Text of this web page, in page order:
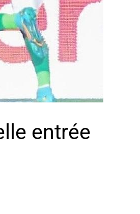
entrée